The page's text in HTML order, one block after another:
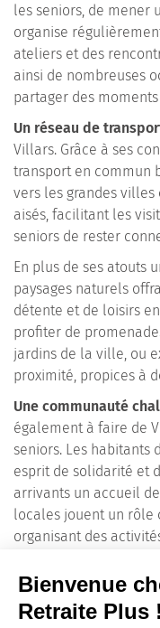
les seniors, de mener
organise
ateliers et des
ainsi de nombreuses
partager des
Un réseau de
Villars. Grâce à ses
transport en commun
vers les grandes villes
aisés, facilitant les
seniors de rester
En plus de ses atouts
paysages naturels
détente et de loisirs
profiter de
jardins de la ville, ou
proximité, propices à
Une communauté
également à faire de
seniors. Les
esprit de solidarité et
arrivants un accueil
locales jouent un rôle
organisant des
En choisissant Villars
les familles offrent à